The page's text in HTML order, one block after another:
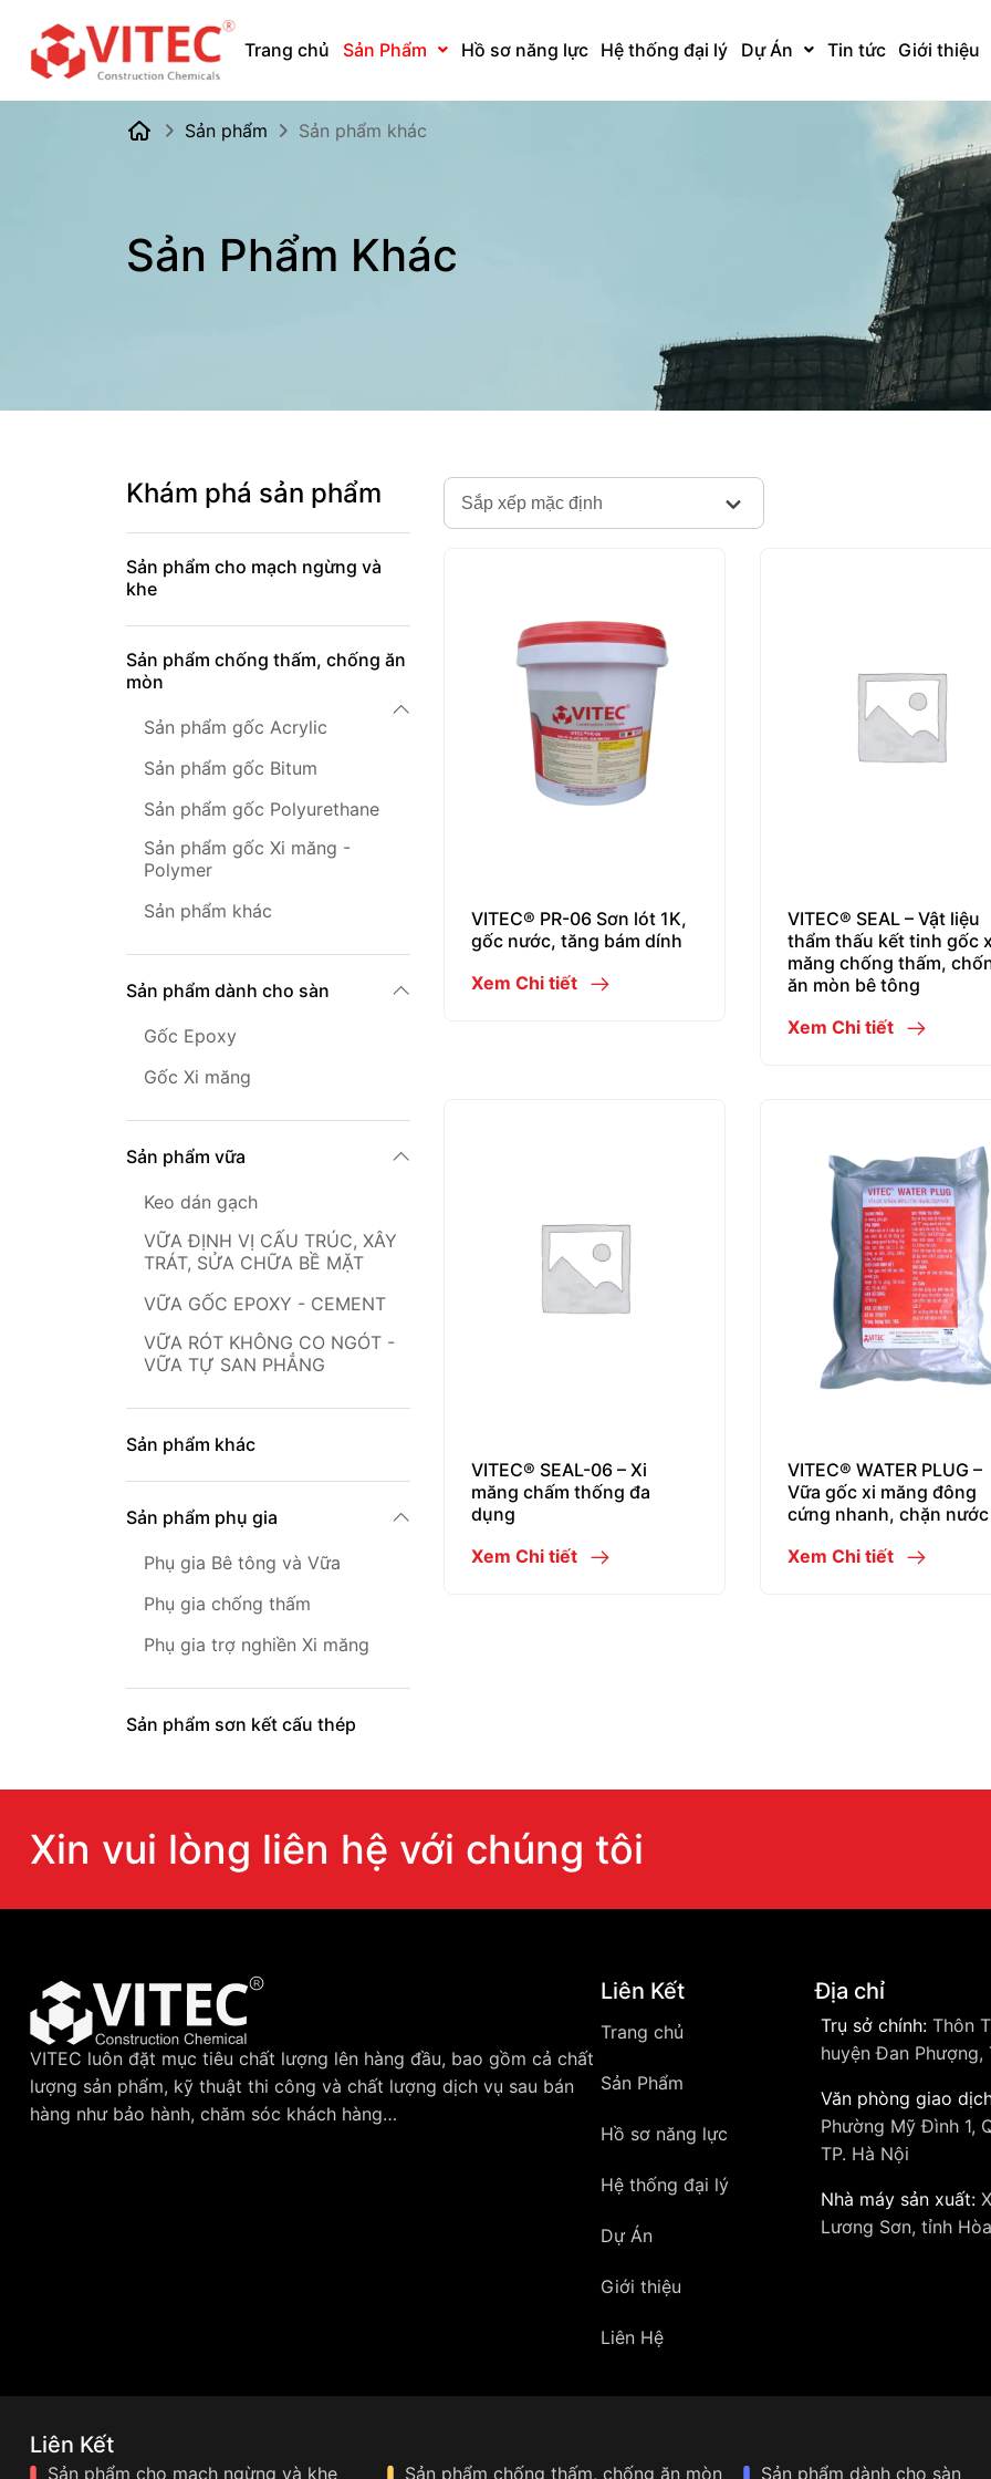
Trang chủ Sản Phẩm Hồ sơ năng lực Hệ thống đại lý Dự Án Tin tức Giới thiệu
Sản phẩm Sản phẩm khác
Sản Phẩm Khác
Khám phá sản phẩm
Sản phẩm cho mạch ngừng và
khe
Sản phẩm chống thấm, chống ăn
mòn
Sản phẩm gốc Acrylic
Sản phẩm gốc Bitum
Sản phẩm gốc Polyurethane
Sản phẩm gốc Xi măng -
Polymer
Sản phẩm khác
Sản phẩm dành cho sàn
Gốc Epoxy
Gốc Xi măng
Sản phẩm vữa
Keo dán gạch
VỮA ĐỊNH VỊ CẤU TRÚC, XÂY
TRÁT, SỬA CHỮA BỀ MẶT
VỮA GỐC EPOXY - CEMENT
VỮA RÓT KHÔNG CO NGÓT -
VỮA TỰ SAN PHẲNG
Sản phẩm khác
Sản phẩm phụ gia
Phụ gia Bê tông và Vữa
Phụ gia chống thấm
Phụ gia trợ nghiền Xi măng
Sản phẩm sơn kết cấu thép
Sắp xếp mặc định
VITEC® PR-06 Sơn lót 1K,
gốc nước, tăng bám dính
Xem Chi tiết
VITEC® SEAL – Vật liệu
thẩm thấu kết tinh gốc
măng chống thấm,
ăn mòn bê tông
Xem Chi tiết
VITEC® SEAL-06 – Xi
măng chấm thống đa
dụng
Xem Chi tiết
VITEC® WATER PLUG –
Vữa gốc xi măng đông
cứng nhanh, chặn nước
Xem Chi tiết
Xin vui lòng liên hệ với chúng tôi
VITEC luôn đặt mục tiêu chất lượng lên hàng đầu, bao gồm cả chất
lượng sản phẩm, kỹ thuật thi công và chất lượng dịch vụ sau bán
hàng như bảo hành, chăm sóc khách hàng…
Liên Kết
Trang chủ
Sản Phẩm
Hồ sơ năng lực
Hệ thống đại lý
Dự Án
Giới thiệu
Liên Hệ
Địa chỉ
Trụ sở chính:Thôn
huyện Đan Phượng,
Văn phòng giao
Phường Mỹ Đình 1,
TP. Hà Nội
Nhà máy sản xuất:
Lương Sơn, tỉnh
Liên Kết
Sản phẩm cho mạch ngừng và khe Sản phẩm chống thấm, chống ăn mòn Sản phẩm dành cho sàn